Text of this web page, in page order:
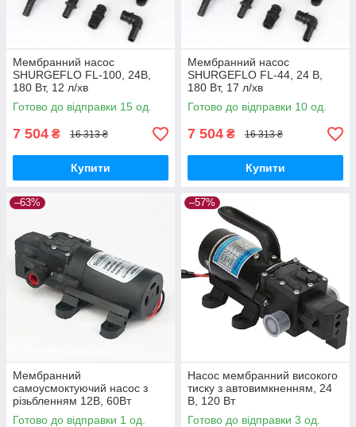
Мембранний насос
SHURGEFLO FL-100, 24В,
180 Вт, 12 л/хв
Готово до відправки 15 од.
7 504 ₴ 16 313 ₴
Купити
Мембранний насос
SHURGEFLO FL-44, 24 В,
180 Вт, 17 л/хв
Готово до відправки 10 од.
7 504 ₴ 16 313 ₴
Купити
–63%
Мембранний
самоусмоктуючий насос з
різьбленням 12В, 60Вт
Готово до відправки 1 од.
–57%
Насос мембранний високого
тиску з автовимкненням, 24
В, 120 Вт
Готово до відправки 3 од.